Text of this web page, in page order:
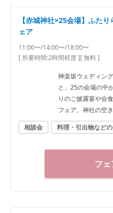
【赤城神社×25会場】ふた
ェア
11:00〜/14:00〜/18:00〜
[ 所要時間:2時間程度][ 無料 ]
神楽坂ウェディン
と、25の会場の中
りのご披露宴や会
フェア。神社の空
予算など、ご希望
します。神社結婚
0～20：00（火曜
駅」西口徒歩3分／
相談会 料理・引出物など
フ